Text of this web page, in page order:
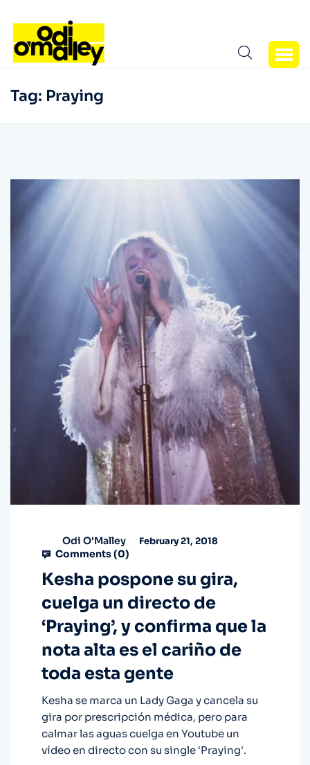
Tag: Praying
Odi O'Malley February 21, 2018
Comments (0)
Kesha pospone su gira,
cuelga un directo de
‘Praying’, y confirma que la
nota alta es el cariño de
toda esta gente
Kesha se marca un Lady Gaga y cancela su
gira por prescripción médica, pero para
calmar las aguas cuelga en Youtube un
vídeo en directo con su single 'Praying'.